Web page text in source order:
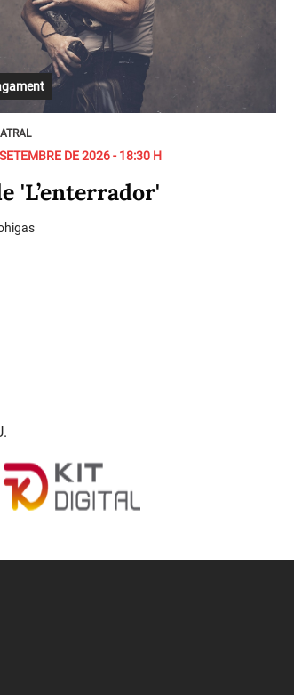
DE 2026 - 18:30 H
'L’enterrador'